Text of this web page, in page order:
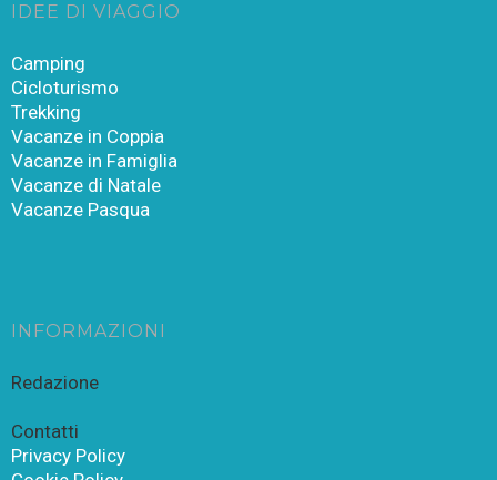
IDEE DI VIAGGIO
Camping
Cicloturismo
Trekking
Vacanze in Coppia
Vacanze in Famiglia
Vacanze di Natale
Vacanze Pasqua
INFORMAZIONI
Redazione
Contatti
Privacy Policy